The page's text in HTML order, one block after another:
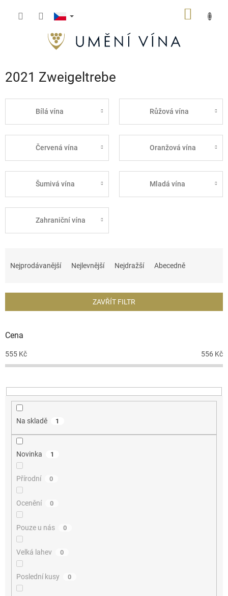
2021 Zweigeltrebe
Bílá vína Růžová vína
Červená vína Oranžová vína
Šumivá vína Mladá vína
Zahraniční vína
í
r
d
u
t
ů
Nejprodávanější Nejlevnější Nejdražší Abecedně
ZAVŘÍT FILTR
Cena
555 Kč 556 Kč
Na skladě 1
Novinka 1
Přírodní 0
Ocenění 0
Pouze u nás 0
Velká lahev 0
Poslední kusy 0